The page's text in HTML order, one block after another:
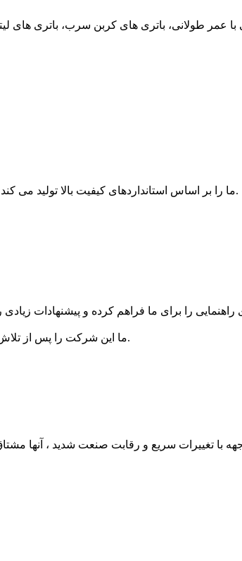
Shimastu باتری لیتیوم 24 ولت LifePO4 ما را بر اساس استانداردهای کیفیت بالا تولید می کند و اطمینان و ایمنی باتری لیتیوم 24 ولت ما را تضمین می کند.
ما این شرکت را پس از تلاش های ناکام برای همکاری با سایر تأمین کنندگان و قدردانی از نگرش سریع و دوستانه این شرکت پیدا کردیم.